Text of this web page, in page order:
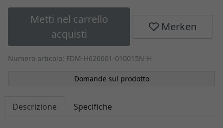
Metti nel carrello
acquisti
Merken
Numero articolo: FDM-H620001-010015N-H
Domande sul prodotto
Descrizione Specifiche